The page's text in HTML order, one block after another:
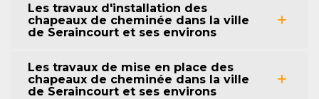
Les travaux d'installation des
chapeaux de cheminée dans la ville
de Seraincourt et ses environs
Les travaux de mise en place des
chapeaux de cheminée dans la ville
de Seraincourt et ses environs